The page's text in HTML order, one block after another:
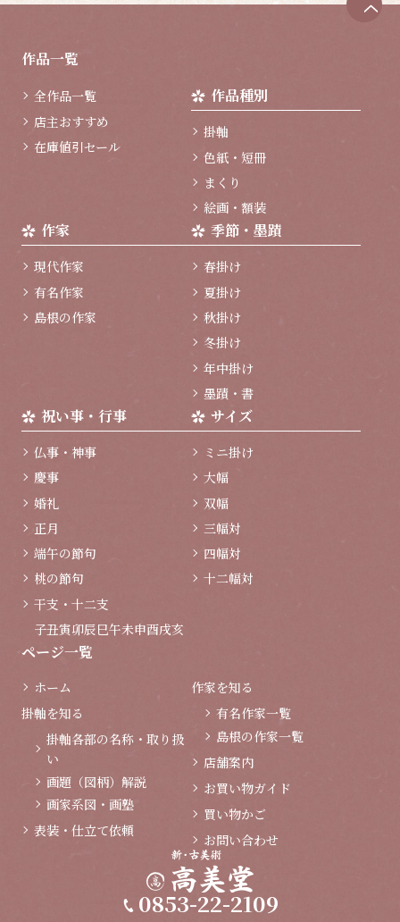
作品一覧
全作品一覧
店主おすすめ
在庫値引セール
作品種別
掛軸
色紙・短冊
まくり
絵画・額装
作家
現代作家
有名作家
島根の作家
季節・墨蹟
春掛け
夏掛け
秋掛け
冬掛け
年中掛け
墨蹟・書
祝い事・行事
仏事・神事
慶事
婚礼
正月
端午の節句
桃の節句
干支・十二支
子丑寅卯辰巳午未申酉戌亥
サイズ
ミニ掛け
大幅
双幅
三幅対
四幅対
十二幅対
ページ一覧
ホーム
掛軸を知る
掛軸各部の名称・取り扱
い
画題（図柄）解説
画家系図・画塾
表装・仕立て依頼
作家を知る
有名作家一覧
島根の作家一覧
店舗案内
お買い物ガイド
買い物かご
お問い合わせ
0853-22-2109
ペ